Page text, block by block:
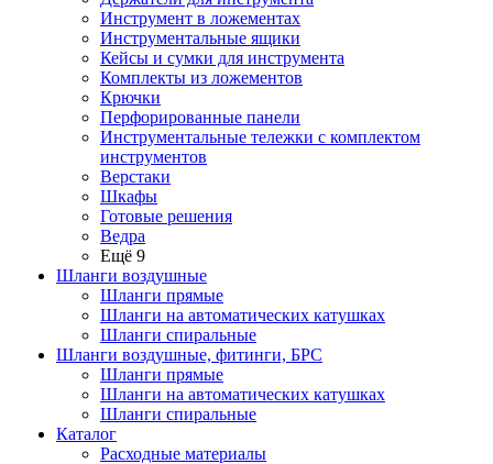
Инструмент в ложементах
Инструментальные ящики
Кейсы и сумки для инструмента
Комплекты из ложементов
Крючки
Перфорированные панели
Инструментальные тележки с комплектом
инструментов
Верстаки
Шкафы
Готовые решения
Ведра
Ещё 9
Шланги воздушные
Шланги прямые
Шланги на автоматических катушках
Шланги спиральные
Шланги воздушные, фитинги, БРС
Шланги прямые
Шланги на автоматических катушках
Шланги спиральные
Каталог
Расходные материалы